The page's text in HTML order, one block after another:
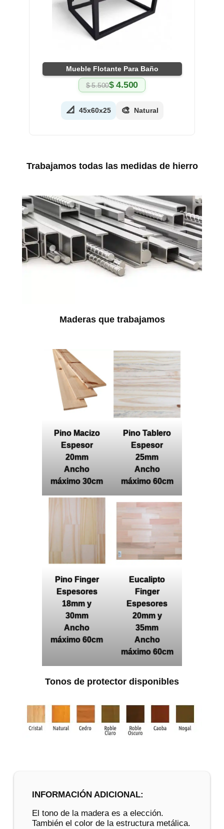
Mueble Flotante Para Baño
$5.500 El
original
era:
$4.500
El
actual
es:
📐 45x60x25 🎨 Natural
Trabajamos todas las medidas de hierro
Maderas que trabajamos
Pino Macizo
Espesor
20mm
Ancho
máximo 30cm
Pino Tablero
Espesor
25mm
Ancho
máximo 60cm
Pino Finger
Espesores
18mm y
30mm
Ancho
máximo 60cm
Eucalipto
Finger
Espesores
20mm y
35mm
Ancho
máximo 60cm
Tonos de protector disponibles
INFORMACIÓN ADICIONAL:
El tono de la madera es a elección.
También el color de la estructura metálica.